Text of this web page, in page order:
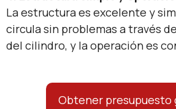
La estructura es excelente y
circula sin problemas a través
del cilindro, y la operación es
Obtener presupuesto